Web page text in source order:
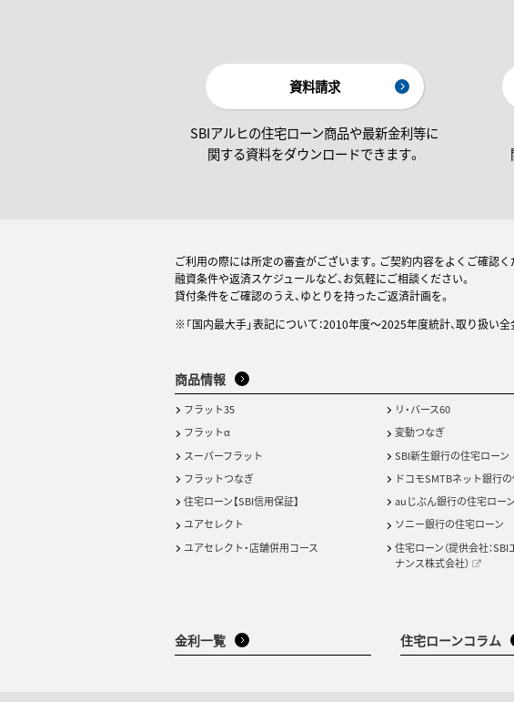
資料請求
SBIアルヒの住宅ローン商品や最新金利等に
関する資料をダウンロードできます。
ご利用の際には所定の審査がございます。ご契約内容をよくご確認
融資条件や返済スケジュールなど、お気軽にご相談ください。
貸付条件をご確認のうえ、ゆとりを持ったご返済計画を。
※「国内最大手」表記について：2010年度～2025年度統計、取り扱い
商品情報
フラット35
フラットα
スーパーフラット
フラットつなぎ
住宅ローン【SBI信用保証】
ユアセレクト
ユアセレクト・店舗併用コース
リ・バース60
変動つなぎ
SBI新生銀行の住宅ローン
ドコモSMTBネット銀行
auじぶん銀行の住宅ローン
ソニー銀行の住宅ローン
住宅ローン（提供会社：
ナンス株式会社）
金利一覧 住宅ローンコラム